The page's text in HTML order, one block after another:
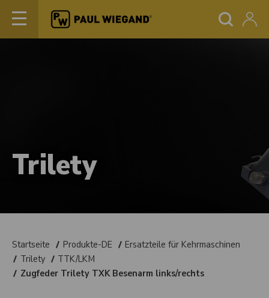
Trilety
Startseite Produkte-DE
Ersatzteile für Kehrmaschinen
Trilety
TTK/LKM
Zugfeder Trilety TXK Besenarm links/rechts